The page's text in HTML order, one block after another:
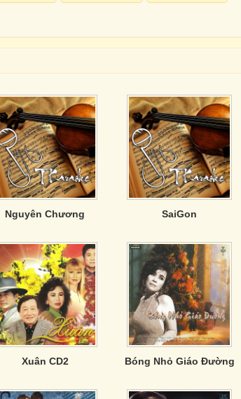
Nguyên Chương SaiGon
Xuân CD2 Bóng Nhỏ Giáo Đường